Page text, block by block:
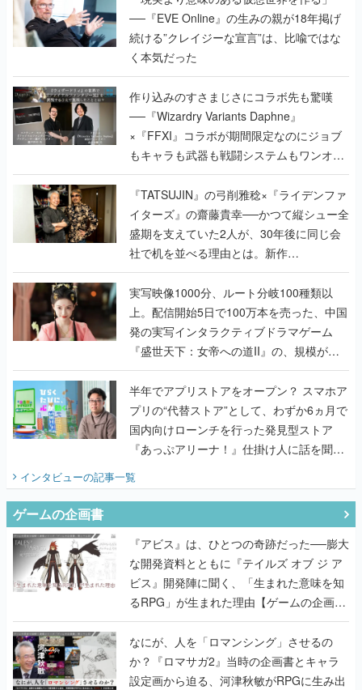
──『EVE Online』の生みの親が18年掲げ
続ける”クレイジーな宣言”は、比喩ではな
く本気だった
作り込みのすさまじさにコラボ先も驚嘆
──『Wizardry Variants Daphne』
×『FFXI』コラボが期間限定なのにジョブ
もキャラも武器も戦闘システムもワンオフ
で作り込まれた理由を両ディレクターに聞
く
『TATSUJIN』の弓削雅稔×『ライデンファ
イターズ』の齋藤貴幸──かつて縦シュー全
盛期を支えていた2人が、30年後に同じ会
社で机を並べる理由とは。新作
『TATSUJIN EXTREME』で初タッグを組
んだレジェンド2人に訊く開発秘話
実写映像1000分、ルート分岐100種類以
上。配信開始5日で100万本を売った、中国
発の実写インタラクティブドラマゲーム
『盛世天下：女帝への道II』の、規模が違
うこだわりをプロデューサーに聞いた
半年でアプリストアをオープン？ スマホア
プリの“代替ストア”として、わずか6ヵ月で
国内向けローンチを行った発見型ストア
『あっぷアリーナ！』仕掛け人に話を聞い
てみた
インタビューの記事一覧
ゲームの企画書
『アビス』は、ひとつの奇跡だった──膨大
な開発資料とともに『テイルズ オブ ジ ア
ビス』開発陣に聞く、「生まれた意味を知
るRPG」が生まれた理由【ゲームの企画
書】
なにが、人を「ロマンシング」させるの
か？『ロマサガ2』当時の企画書とキャラ
設定画から迫る、河津秋敏がRPGに生み出